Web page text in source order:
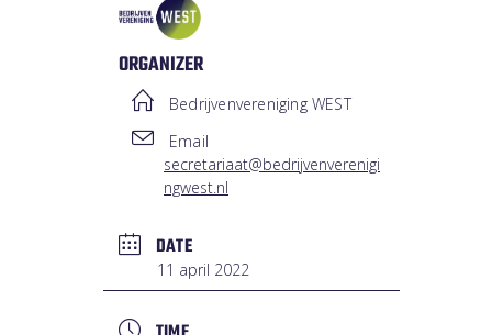
ORGANIZER
Bedrijvenvereniging WEST
Email
secretariaat@bedrijvenverenigi
ngwest.nl
DATE
11 april 2022